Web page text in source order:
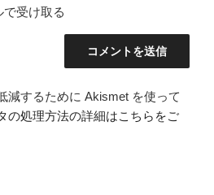
受け取る
減するために Akismet を使って
の処理方法の詳細はこちらをご